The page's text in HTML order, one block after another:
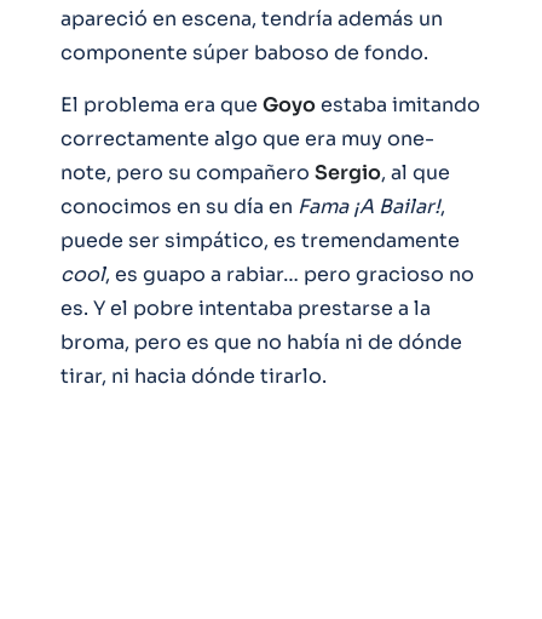
apareció en escena, tendría además un
componente súper baboso de fondo.
El problema era que Goyoestaba imitando
correctamente algo que era muy one-
note, pero su compañero Sergio, al que
conocimos en su día en Fama ¡A Bailar!,
puede ser simpático, es tremendamente
cool, es guapo a rabiar… pero gracioso no
es. Y el pobre intentaba prestarse a la
broma, pero es que no había ni de dónde
tirar, ni hacia dónde tirarlo.